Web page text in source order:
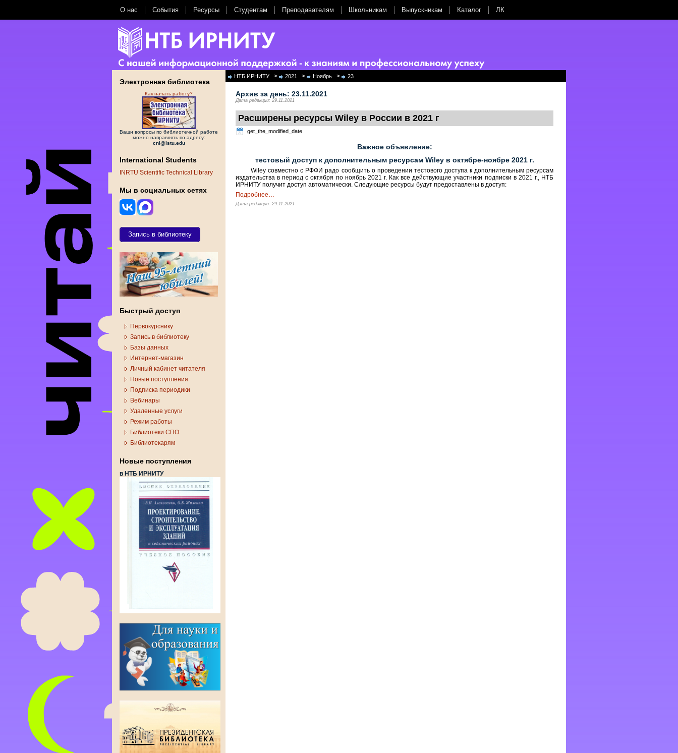
О нас События Ресурсы Студентам Преподавателям Школьникам Выпускникам Каталог ЛК
Электронная библиотека
Как начать работу?
Ваши вопросы по библиотечной работе
можно направлять по адресу:
cni@istu.edu
International Students
INRTU Scientific Technical Library
Мы в социальных сетях
Запись в библиотеку
Быстрый доступ
Первокурснику
Запись в библиотеку
Базы данных
Интернет-магазин
Личный кабинет читателя
Новые поступления
Подписка периодики
Вебинары
Удаленные услуги
Режим работы
Библиотеки СПО
Библиотекарям
Новые поступления
в НТБ ИРНИТУ
НТБ ИРНИТУ > 2021 > Ноябрь > 23
Архив за день: 23.11.2021
Дата редакции: 29.11.2021
Расширены ресурсы Wiley в России в 2021 г
get_the_modified_date
Важное объявление:
тестовый доступ к дополнительным ресурсам Wiley в октябре-ноябре 2021 г.
Wiley совместно с РФФИ радо сообщить о проведении тестового доступа к дополнительным ресурсам
издательства в период с октября по ноябрь 2021 г. Как все действующие участники подписки в 2021 г., НТБ
ИРНИТУ получит доступ автоматически. Следующие ресурсы будут предоставлены в доступ:
Подробнее…
Дата редакции: 29.11.2021